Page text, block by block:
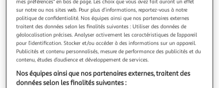
LES CLANS DU CIEL TOME 2 : LE DESTIN DE NOX,
Khoury Jessica
Ici commence le royaume des clans. Qu'importe la couleur
de vos ailes, craignez les menaces du ciel ! Ellie et Nox sont
en fuite ! Recherchés morts ou vifs par le roi, poursuivis par
un redoutable mercenaire nommé le Chasseur, ils
s'aventurent jusqu'aux confins du royaume. Mais ce voyage
fait ressur
En savoir +
Vous voulez connaître le prix de ce produit ?
Afficher le prix
sur notre ou nos sites web. Pour plus d’informations, reportez-vous à notre
politique de confidentialité. Nos équipes ainsi que nos partenaires externes
traitent des données selon les finalités suivantes : Utiliser des données de
géolocalisation précises. Analyser activement les caractéristiques de l’appareil
pour l’identification. Stocker et/ou accéder à des informations sur un appareil.
Publicités et contenu personnalisés, mesure de performance des publicités et du
contenu, études d’audience et développement de services.
Nos équipes ainsi que nos partenaires externes, traitent des
données selon les finalités suivantes :